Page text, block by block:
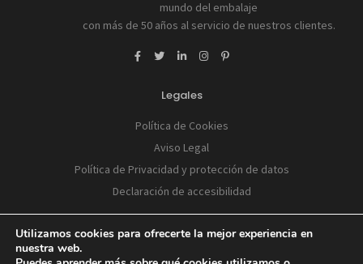
mundo del embalaje
con más de 50 años al servicio de nuestros clientes.
Legales
Política de Cookies
Aviso Legal
Política de Privacidad y protección de datos
Declaración de accesibilidad
Utilizamos cookies para ofrecerte la mejor experiencia en
nuestra web.